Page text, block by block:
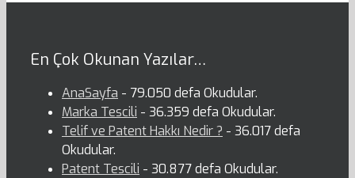
En Çok Okunan Yazılar…
AnaSayfa - 79.050 defa Okudular.
Marka Tescili - 36.359 defa Okudular.
Telif ve Patent Hakkı Nedir ? - 36.017 defa
Okudular.
Patent Tescili - 30.877 defa Okudular.